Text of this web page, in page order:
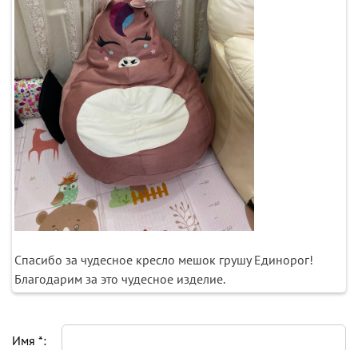
Спасибо за чудесное кресло мешок грушу Единорог!
Благодарим за это чудесное изделие.
Имя *: